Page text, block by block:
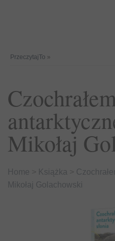
PrzeczytajTo »
Mikołaj
Home Książka
Mikołaj Golachowski